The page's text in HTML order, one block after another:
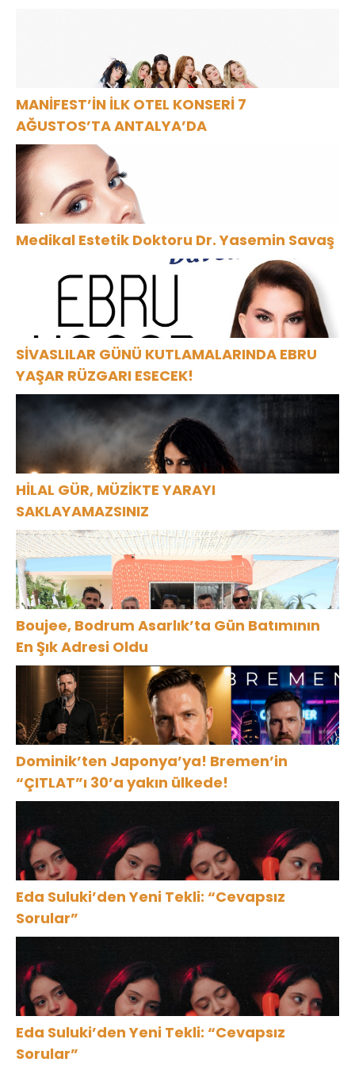
MANİFEST’İN İLK OTEL KONSERİ 7
AĞUSTOS’TA ANTALYA’DA
Medikal Estetik Doktoru Dr. Yasemin Savaş
SİVASLILAR GÜNÜ KUTLAMALARINDA EBRU
YAŞAR RÜZGARI ESECEK!
HİLAL GÜR, MÜZİKTE YARAYI
SAKLAYAMAZSINIZ
Boujee, Bodrum Asarlık’ta Gün Batımının
En Şık Adresi Oldu
Dominik’ten Japonya’ya! Bremen’in
“ÇITLAT”ı 30’a yakın ülkede!
Eda Suluki’den Yeni Tekli: “Cevapsız
Sorular”
Eda Suluki’den Yeni Tekli: “Cevapsız
Sorular”